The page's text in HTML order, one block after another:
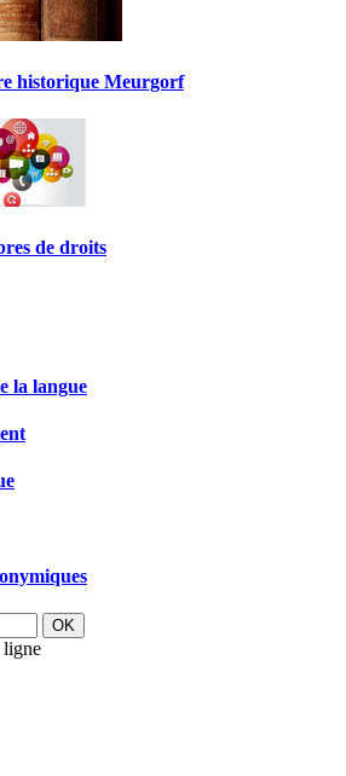
historique Meurgorf
de droits
la langue
ligne